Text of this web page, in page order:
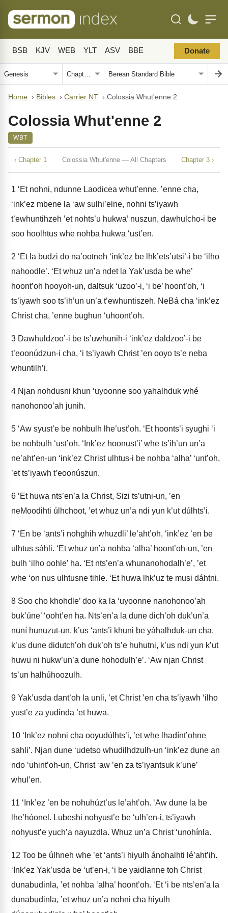
BSB KJV WEB YLT ASV BBE Donate
Home › Bibles › Carrier NT › Colossia Whut'enne 2
Colossia Whut'enne 2
WBT
‹ Chapter 1 Colossia Whut'enne — All Chapters Chapter 3 ›
1 ‘Et nohni, ndunne Laodicea whut’enne, ’enne cha,
‘ink’ez mbene la ‘aw sulhi’elne, nohni ts’iyawh
t’ewhuntihzeh ’et nohts’u hukwa’ nuszun, dawhulcho-i be
soo hoolhtus whe nohba hukwa ‘ust’en.
2 ‘Et la budzi do na’ootneh ‘ink’ez be lhk’ets’utsi’-i be ‘ilho
nahoodle’. ‘Et whuz un’a ndet la Yak’usda be whe’
hoont’oh hooyoh-un, daltsuk ‘uzoo’-i, ‘i be’ hoont’oh, ‘i
ts’iyawh soo ts’ih’un un’a t’ewhuntiszeh. NeBá cha ‘ink’ez
Christ cha, ’enne bughun ‘uhoont’oh.
3 Dawhuldzoo’-i be ts’uwhunih-i ‘ink’ez daldzoo’-i be
t’eoonúdzun-i cha, ‘i ts’iyawh Christ ’en ooyo ts’e neba
whuntilh’i.
4 Njan nohdusni khun ‘uyoonne soo yahalhduk whé
nanohonoo’ah junih.
5 ‘Aw syust’e be nohbulh lhe’ust’oh. ‘Et hoonts’i syughi ‘i
be nohbulh ‘ust’oh. ‘Ink’ez hoonust’i’ whe ts’ih’un un’a
ne’aht’en-un ‘ink’ez Christ ulhtus-i be nohba ‘alha’ ‘unt’oh,
’et ts’iyawh t’eoonúszun.
6 ‘Et huwa nts’en’a la Christ, Sizi ts’utni-un, ’en
neMoodihti úlhchoot, ’et whuz un’a ndi yun k’ut dúlhts’i.
7 ‘En be ‘ants’i nohghih whuzdli’ le’aht’oh, ‘ink’ez ’en be
ulhtus sáhli. ‘Et whuz un’a nohba ‘alha’ hoont’oh-un, ’en
bulh ‘ilho oohle’ ha. ‘Et nts’en’a whunanohodalh’e’, ’et
whe ‘on nus ulhtusne tihle. ‘Et huwa lhk’uz te musi dáhtni.
8 Soo cho khohdle’ doo ka la ‘uyoonne nanohonoo’ah
buk’úne’ ‘ooht’en ha. Nts’en’a la dune dich’oh duk’un’a
nuní hunuzut-un, k’us ‘ants’i khuni be yáhalhduk-un cha,
k’us dune didutch’oh duk’oh ts’e huhutni, k’us ndi yun k’ut
huwu ni hukw’un’a dune hohodulh’e’. ‘Aw njan Christ
ts’un halhúhoozulh.
9 Yak’usda dant’oh la unli, ’et Christ ’en cha ts’iyawh ‘ilho
yust’e za yudinda ’et huwa.
10 ‘Ink’ez nohni cha ooyudúlhts’i, ’et whe lhadínt’ohne
sahli’. Njan dune ‘udetso whudilhdzulh-un ‘ink’ez dune an
ndo ‘uhint’oh-un, Christ ‘aw ’en za ts’iyantsuk k’une’
whul’en.
11 ‘Ink’ez ’en be nohuhúzt’us le’aht’oh. ‘Aw dune la be
lhe’hóonel. Lubeshi nohyust’e be ‘ulh’en-i, ts’iyawh
nohyust’e yuch’a nayuzdla. Whuz un’a Christ ‘unohínla.
12 Too be úlhneh whe ’et ‘ants’i hiyulh ánohalhti lé’aht’ih.
‘Ink’ez Yak’usda be ‘ut’en-i, ‘i be yaidlanne toh Christ
dunabudinla, ’et nohba ‘alha’ hoont’oh. ‘Et ‘i be nts’en’a la
dunabudinla, ’et whuz un’a nohni cha hiyulh